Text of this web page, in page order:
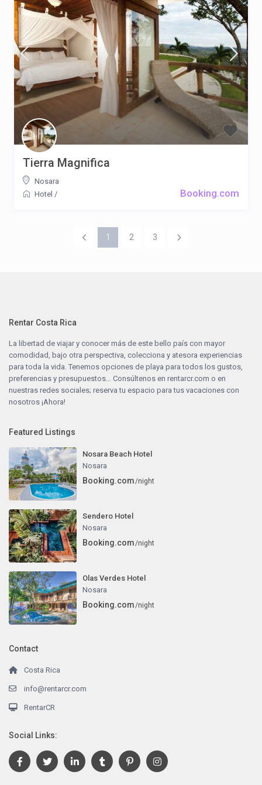
Booking.com
Tierra Magnifica
Nosara
Hotel /
1 2 3
Rentar Costa Rica
La libertad de viajar y conocer más de este bello país con mayor
comodidad, bajo otra perspectiva, colecciona y atesora experiencias
para toda la vida. Tenemos opciones de playa para todos los gustos,
preferencias y presupuestos… Consúltenos enrentarcr.com o en
nuestras redes sociales; reserva tu espacio para tus vacaciones con
nosotros ¡Ahora!
Featured Listings
Nosara Beach Hotel
Nosara
Booking.com/night
Sendero Hotel
Nosara
Booking.com/night
Olas Verdes Hotel
Nosara
Booking.com/night
Contact
Costa Rica
info@rentarcr.com
RentarCR
Social Links: